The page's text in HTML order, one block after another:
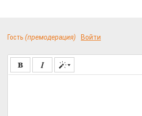
Гость (премодерация) Войти